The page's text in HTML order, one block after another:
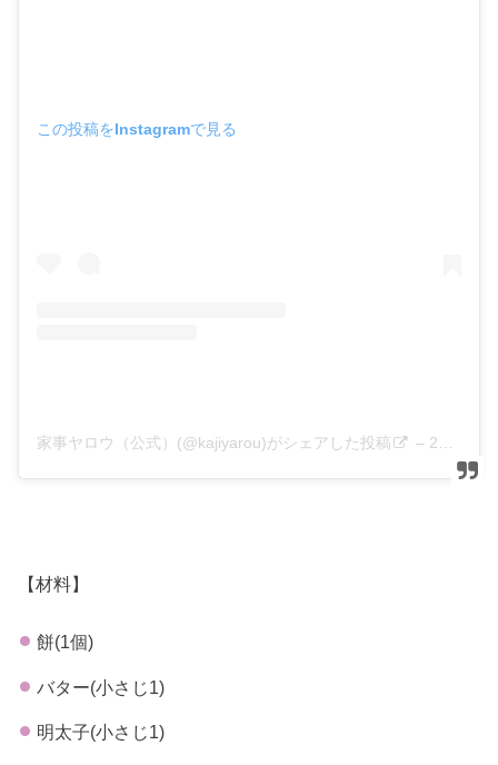
この投稿をInstagramで見る
家事ヤロウ（公式）(@kajiyarou)がシェアした投稿 – 2020年 1月月8日午前7時02分PST
【材料】
餅(1個)
バター(小さじ1)
明太子(小さじ1)